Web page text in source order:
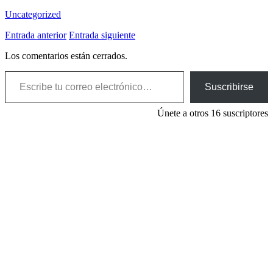
Uncategorized
Entrada anterior Entrada siguiente
Los comentarios están cerrados.
Escribe tu correo electrónico…
Suscribirse
Únete a otros 16 suscriptores